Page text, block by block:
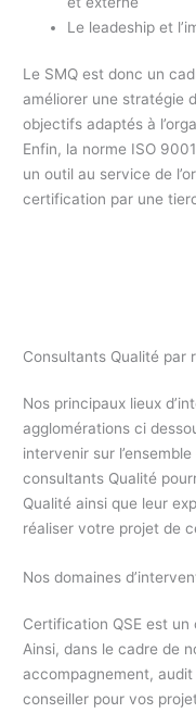
Le leadeship et
Le SMQ est donc un
améliorer une stratégie
objectifs adaptés à
Enfin, la norme ISO
un outil au service de
certification par une
Consultants Qualité par
Nos principaux lieux
agglomérations ci
intervenir sur
consultants Qualité
Qualité ainsi que leur
réaliser votre projet de
Nos domaines
Certification QSE est
Ainsi, dans le cadre de
accompagnement,
conseiller pour vos